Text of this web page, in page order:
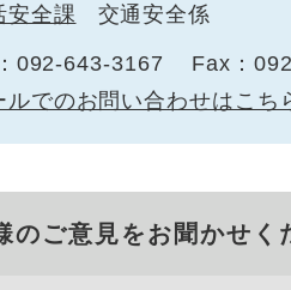
安全課 交通安全係
092-643-3167
Fax：
ルでのお問い合わせはこち
のご意見をお聞かせく